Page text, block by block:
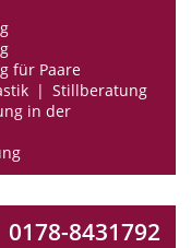
für Paare
Stillberatung
in der
0178-8431792